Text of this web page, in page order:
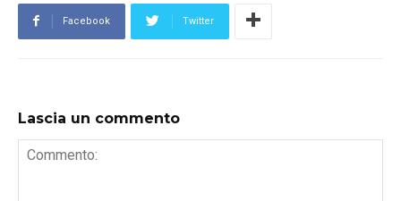
Facebook Twitter
Lascia un commento